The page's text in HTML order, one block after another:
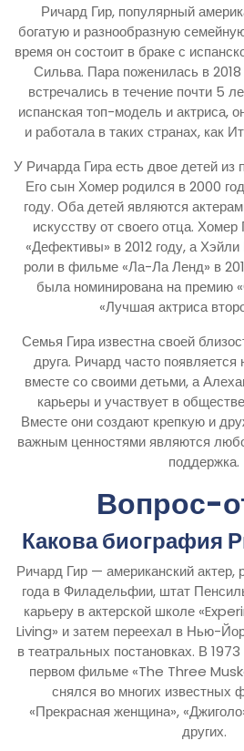
Ричард Гир, популярный
богатую и разнообразную
время он состоит в браке с
Сильва. Пара поженилась в 2018
встречались в течение почти 5
испанская топ-модель и актриса,
и работала в таких странах, как
У Ричарда Гира есть двое детей
Его сын Хомер родился в 2000
году. Оба детей являются
искусству от своего отца.
«Дефективы» в 2012 году, а Хэйли
роли в фильме «Ла-Ла Ленд» в
была номинирована на премию
«Лучшая актриса
Семья Гира известна своей
друга. Ричард часто
вместе со своими детьми, а
карьеры и участвует в
Вместе они создают крепкую и
важным ценностями являются
поддержка.
Вопрос-
Какова биография
Ричард Гир — американский актер,
года в Филадельфии, штат
карьеру в актерской школе
Living» и затем переехал в Нью-
в театральных постановках. В
первом фильме «The Three
снялся во многих известных
«Прекрасная женщина»,
других.